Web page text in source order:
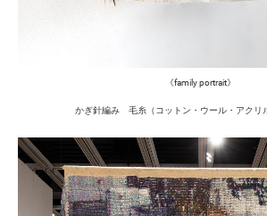
《family portrait》
かぎ針編み 毛糸（コットン・ウール・アク